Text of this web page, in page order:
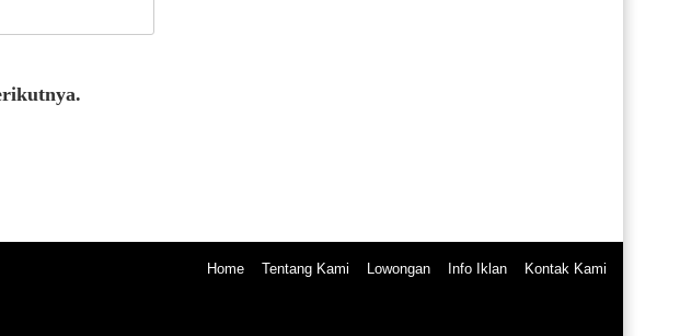
Home Tentang Kami Lowongan Info Iklan Kontak Kami